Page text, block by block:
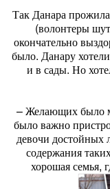
Так Данара
(волонтеры
окончательно
было. Данару
и в сады. Но
– Желающих было
было важно
девочи достойных
содержания
хорошая семья,